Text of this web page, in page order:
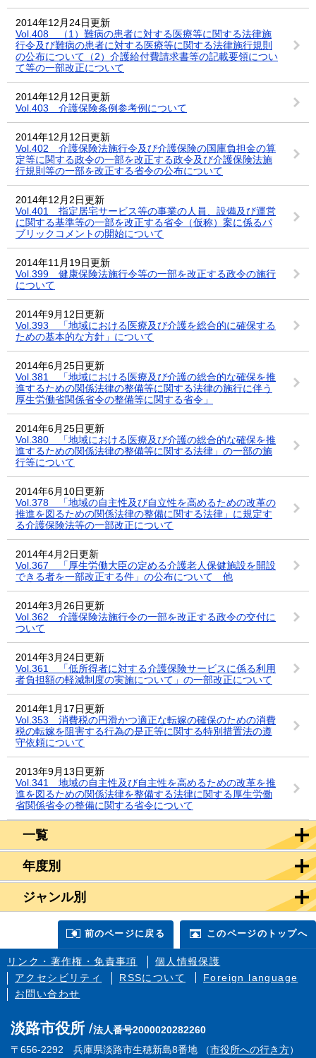
一覧
年度別
ジャンル別
2014年12月24日更新
Vol.408 （1）難病の患者に対する医療等に関する法律施
行令及び難病の患者に対する医療等に関する法律施行規則
の公布について（2）介護給付費請求書等の記載要領につい
て等の一部改正について
2014年12月12日更新
Vol.403 介護保険条例参考例について
2014年12月12日更新
Vol.402 介護保険法施行令及び介護保険の国庫負担金の算
定等に関する政令の一部を改正する政令及び介護保険法施
行規則等の一部を改正する省令の公布について
2014年12月2日更新
Vol.401 指定居宅サービス等の事業の人員、設備及び運営
に関する基準等の一部を改正する省令（仮称）案に係るパ
ブリックコメントの開始について
2014年11月19日更新
Vol.399 健康保険法施行令等の一部を改正する政令の施行
について
2014年9月12日更新
Vol.393 「地域における医療及び介護を総合的に確保する
ための基本的な方針」について
2014年6月25日更新
Vol.381 「地域における医療及び介護の総合的な確保を推
進するための関係法律の整備等に関する法律の施行に伴う
厚生労働省関係省令の整備等に関する省令」
2014年6月25日更新
Vol.380 「地域における医療及び介護の総合的な確保を推
進するための関係法律の整備等に関する法律」の一部の施
行等について
2014年6月10日更新
Vol.378 「地域の自主性及び自立性を高めるための改革の
推進を図るための関係法律の整備に関する法律」に規定す
る介護保険法等の一部改正について
2014年4月2日更新
Vol.367 「厚生労働大臣の定める介護老人保健施設を開設
できる者を一部改正する件」の公布について 他
2014年3月26日更新
Vol.362 介護保険法施行令の一部を改正する政令の交付に
ついて
2014年3月24日更新
Vol.361 「低所得者に対する介護保険サービスに係る利用
者負担額の軽減制度の実施について」の一部改正について
2014年1月17日更新
Vol.353 消費税の円滑かつ適正な転嫁の確保のための消費
税の転嫁を阻害する行為の是正等に関する特別措置法の遵
守依頼について
2013年9月13日更新
Vol.341 地域の自主性及び自主性を高めるための改革を推
進を図るための関係法律を整備する法律に関する厚生労働
省関係省令の整備に関する省令について
前のページに戻る このページのトップへ
リンク・著作権・免責事項
個人情報保護
アクセシビリティ
RSSについて
Foreign language
お問い合わせ
淡路市役所
法人番号2000020282260
〒656-2292 兵庫県淡路市生穂新島8番地 （市役所への行き方）